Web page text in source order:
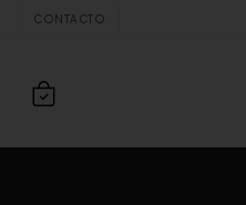
CONTACTO